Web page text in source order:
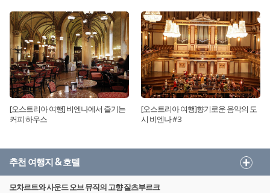
[오스트리아 여행] 비엔나에서 즐기는
커피 하우스
[오스트리아 여행]향기로운 음악의 도
시 비엔나 #3
추천 여행지 & 호텔
모차르트와 사운드 오브 뮤직의 고향 잘츠부르크